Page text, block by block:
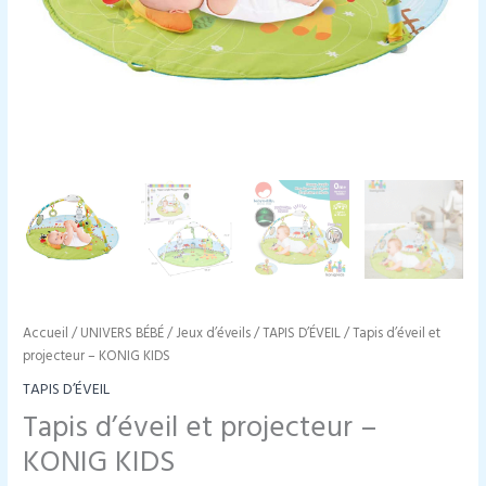
Accueil /UNIVERS BÉBÉ/Jeux d’éveils/TAPIS D’ÉVEIL/ Tapis d’éveil et
projecteur – KONIG KIDS
TAPIS D’ÉVEIL
Tapis d’éveil et projecteur –
KONIG KIDS